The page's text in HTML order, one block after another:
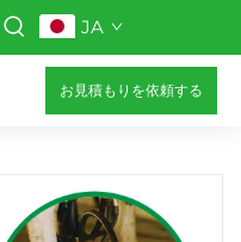
JA
お見積もりを依頼する